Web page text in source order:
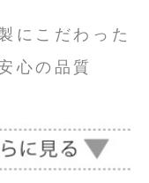
にこだわった
心の品質